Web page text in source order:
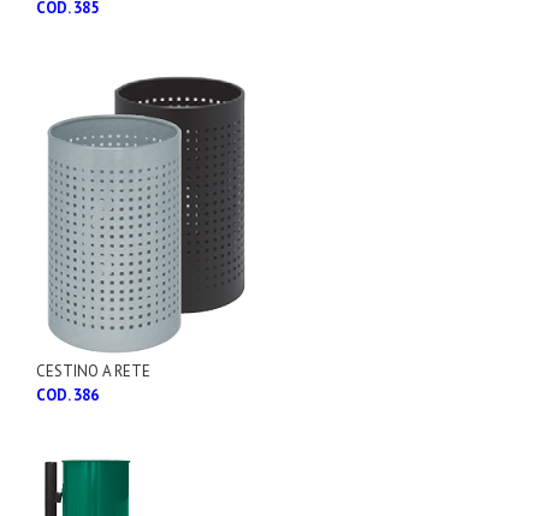
COD. 385
CESTINO A RETE
COD. 386